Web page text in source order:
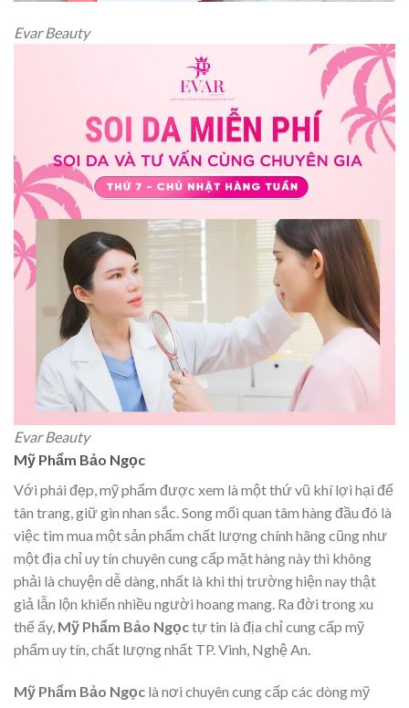
Evar Beauty
Evar Beauty
Mỹ Phẩm Bảo Ngọc
Với phái đẹp, mỹ phẩm được xem là một thứ vũ khí lợi hại để
tân trang, giữ gìn nhan sắc. Song mối quan tâm hàng đầu đó là
việc tìm mua một sản phẩm chất lượng chính hãng cũng như
một địa chỉ uy tín chuyên cung cấp mặt hàng này thì không
phải là chuyện dễ dàng, nhất là khi thị trường hiện nay thật
giả lẫn lộn khiến nhiều người hoang mang. Ra đời trong xu
thế ấy, Mỹ Phẩm Bảo Ngọctự tin là địa chỉ cung cấp mỹ
phẩm uy tín, chất lượng nhất TP. Vinh, Nghệ An.
Mỹ Phẩm Bảo Ngọc là nơi chuyên cung cấp các dòng mỹ